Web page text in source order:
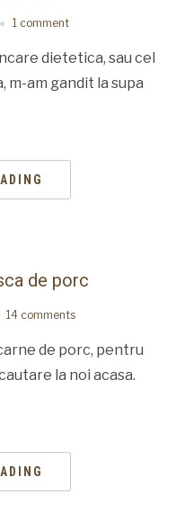
1 comment
dietetica, sau cel
m-am gandit la supa
de porc
14 comments
de porc, pentru
la noi acasa.